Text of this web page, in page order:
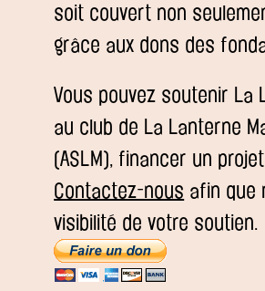
soit couvert non
grâce aux dons des
Vous pouvez soutenir La
au club de La Lanterne
(ASLM), financer un
Contactez-nous afin que
visibilité de votre soutien.